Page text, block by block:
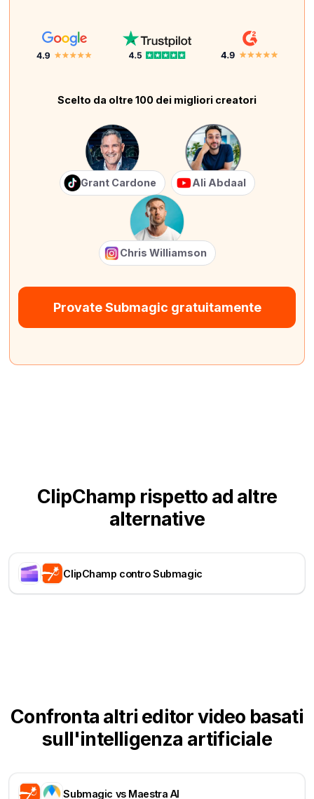
Scelto da oltre 100 dei migliori creatori
Grant Cardone Ali Abdaal
Chris Williamson
Provate Submagic gratuitamente
ClipChamp rispetto ad altre
alternative
ClipChamp contro Submagic
Confronta altri editor video basati
sull'intelligenza artificiale
Submagic vs Maestra AI